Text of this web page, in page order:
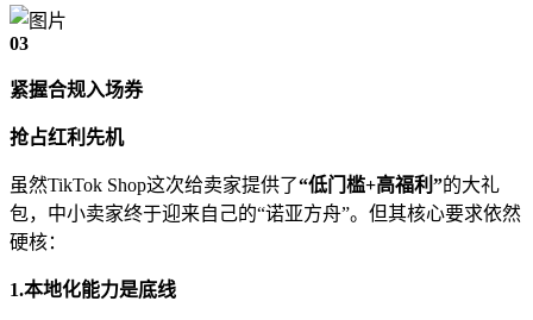
03
紧握合规入场券
抢占红利先机
虽然TikTok Shop这次给卖家提供了“低门槛+高福利”的大礼
包，中小卖家终于迎来自己的“诺亚方舟”。但其核心要求依然
硬核：
1.本地化能力是底线